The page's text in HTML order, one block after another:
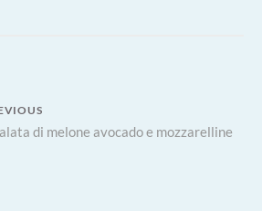
di melone avocado e mozzarelline